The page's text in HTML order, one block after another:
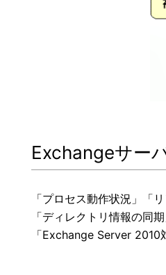
Exchangeサー
「プロセス動作状況」「
「ディレクトリ情報の同
「Exchange Server